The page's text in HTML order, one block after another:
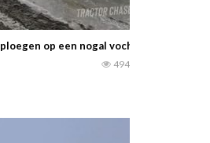
op een nogal vochtig perceel.
494